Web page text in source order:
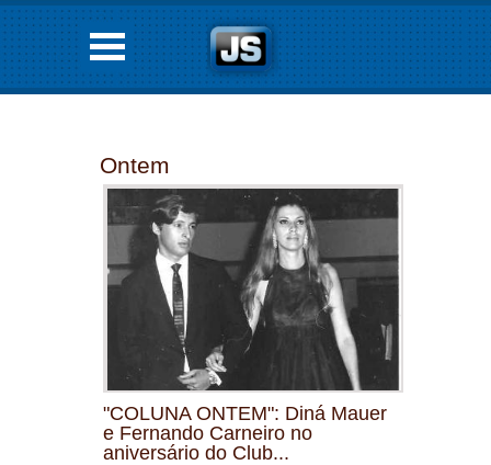
Ontem
"COLUNA ONTEM": Diná Mauer
e Fernando Carneiro no
aniversário do Club...